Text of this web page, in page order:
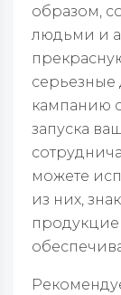
образом,
людьми и
кампанию
запуска
можете
из них,